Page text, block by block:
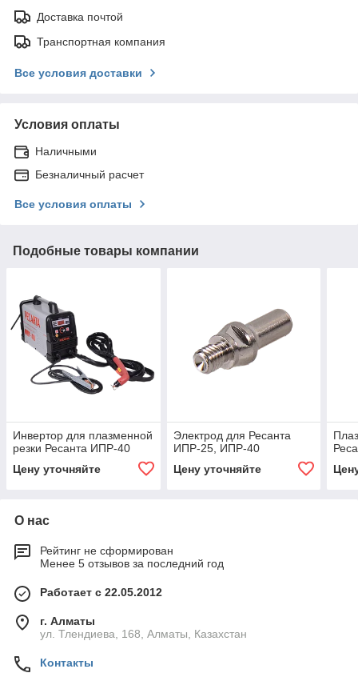
Доставка почтой
Транспортная компания
Все условия доставки
Условия оплаты
Наличными
Безналичный расчет
Все условия оплаты
Подобные товары компании
Инвертор для плазменной
резки Ресанта ИПР-40
Цену уточняйте
Электрод для Ресанта
ИПР-25, ИПР-40
Цену уточняйте
О нас
Рейтинг не сформирован
Менее 5 отзывов за последний год
Работает с 22.05.2012
г. Алматы
ул. Тлендиева, 168, Алматы, Казахстан
Контакты